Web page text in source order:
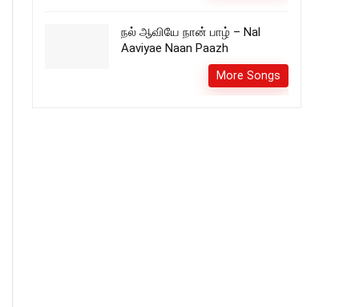
நல் ஆவியே நான் பாழ் – Nal
Aaviyae Naan Paazh
More Songs